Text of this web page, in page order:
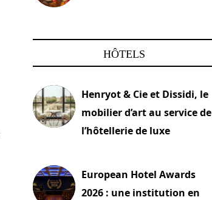
HÔTELS
Henryot & Cie et Dissidi, le
mobilier d’art au service de
l’hôtellerie de luxe
European Hotel Awards
2026 : une institution en